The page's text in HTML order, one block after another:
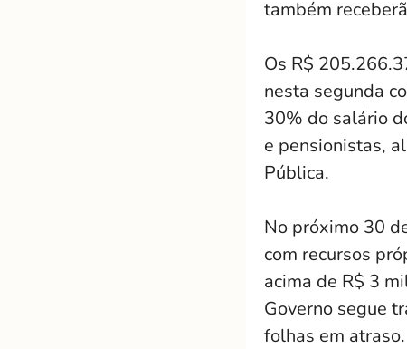
também
Os R$
nesta segunda
30% do salário
e pensionistas,
Pública.
No próximo 30
com recursos
acima de R$ 3
Governo segue
folhas em atraso.